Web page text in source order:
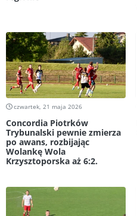
czwartek, 21 maja 2026
Concordia Piotrków
Trybunalski pewnie zmierza
po awans, rozbijając
Wolankę Wola
Krzysztoporska aż 6:2.